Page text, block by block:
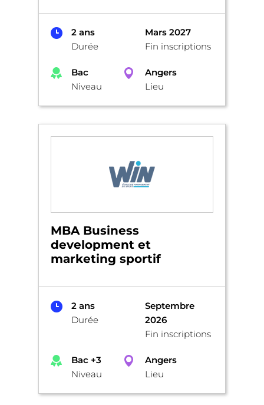
2 ans
Durée
Mars 2027
Fin inscriptions
Bac
Niveau
Angers
Lieu
MBA Business
development et
marketing sportif
2 ans
Durée
Septembre
2026
Fin inscriptions
Bac +3
Niveau
Angers
Lieu